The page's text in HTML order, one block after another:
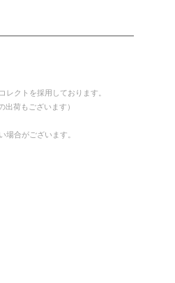
レクトを採用しております。
出荷もございます）
場合がございます。